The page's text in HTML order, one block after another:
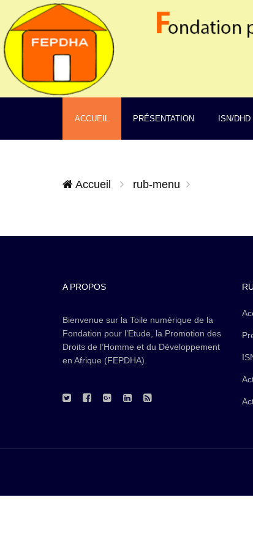
ACCUEIL PRÉSENTATION ISN/DHD
Accueil rub-menu
A PROPOS
Bienvenue sur la Toile numérique de la
Fondation pour l’Etude, la Promotion des
Droits de l’Homme et du Développement
en Afrique (FEPDHA).